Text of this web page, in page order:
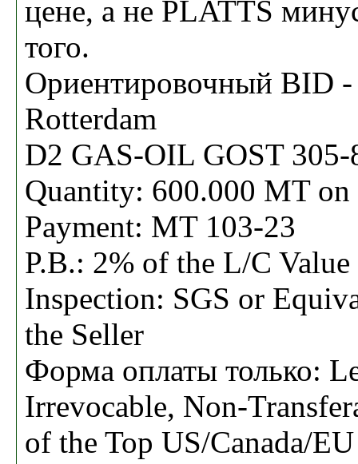
цене, а не PLATTS
того.
Ориентировочный BID -
Rotterdam
D2 GAS-OIL GOST
Quantity: 600.000 MT on
Payment: MT 103-23
P.B.: 2% of the L/C Value
Inspection: SGS or
the Seller
Форма оплаты только:
Irrevocable, Non-
of the Top US/Canada/